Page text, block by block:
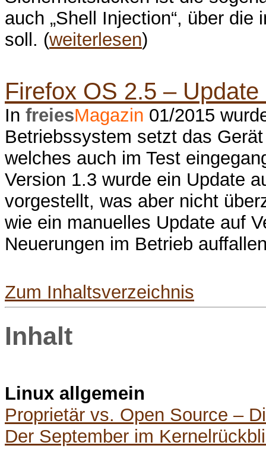
auch „Shell Injection“, über
soll. (weiterlesen)
Firefox OS 2.5 –
In freiesMagazin 01/2015
Betriebssystem setzt das
welches auch im Test
Version 1.3 wurde ein Update
vorgestellt, was aber nicht
wie ein manuelles Update auf
Neuerungen im Betrieb
Zum Inhaltsverzeichnis
Inhalt
Linux allgemein
Proprietär vs. Open Source –
Der September im